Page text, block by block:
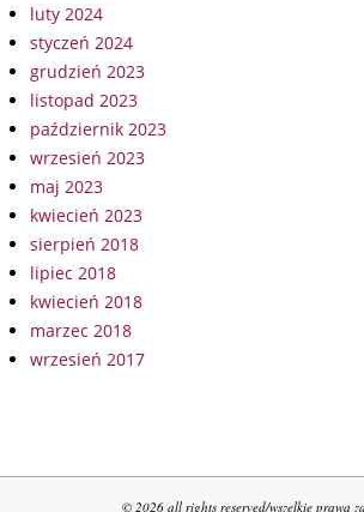
luty 2024
styczeń 2024
grudzień 2023
listopad 2023
październik 2023
wrzesień 2023
maj 2023
kwiecień 2023
sierpień 2018
lipiec 2018
kwiecień 2018
marzec 2018
wrzesień 2017
© 2026 all rights reserved/wszelkie prawa